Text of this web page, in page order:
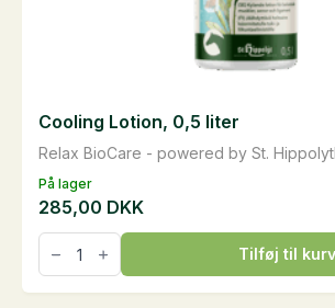
På lager
Relax BioCare - powered by St.
Cooling Lotion, 0,5 liter
285,00 DKK
Cooling
Lotion,
0,5
liter
Tilføj til kurv